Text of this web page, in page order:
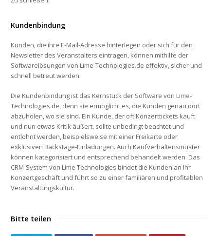
Kundenbindung
Kunden, die ihre E-Mail-Adresse hinterlegen oder sich für den
Newsletter des Veranstalters eintragen, können mithilfe der
Softwarelösungen von Lime-Technologies.de effektiv, sicher und
schnell betreut werden.
Die Kundenbindung ist das Kernstück der Software von Lime-
Technologies.de, denn sie ermöglicht es, die Kunden genau dort
abzuholen, wo sie sind. Ein Kunde, der oft Konzerttickets kauft
und nun etwas Kritik äußert, sollte unbedingt beachtet und
entlohnt werden, beispielsweise mit einer Freikarte oder
exklusiven Backstage-Einladungen. Auch Kaufverhaltensmuster
können kategorisiert und entsprechend behandelt werden. Das
CRM-System von Lime Technologies bindet die Kunden an Ihr
Konzertgeschäft und führt so zu einer familiären und profitablen
Veranstaltungskultur.
Bitte teilen